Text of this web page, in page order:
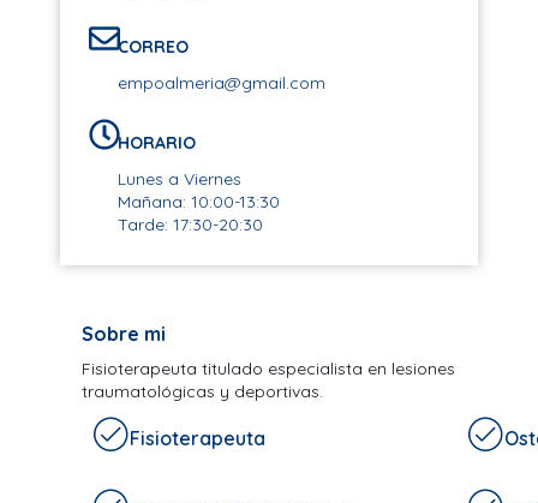
CORREO
empoalmeria@gmail.com
HORARIO
Lunes a Viernes
Mañana: 10:00-13:30
Tarde: 17:30-20:30
Sobre mi
Fisioterapeuta titulado especialista en lesiones
traumatológicas y deportivas.
Fisioterapeuta